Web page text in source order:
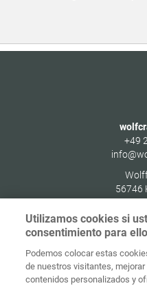
+49
56746
Inicio Contacto
Utilizamos cookies si
consentimiento para
Podemos colocar estas
de nuestros visitantes,
contenidos personalizados y